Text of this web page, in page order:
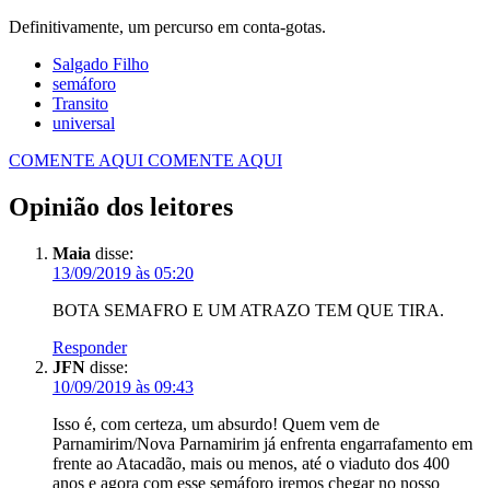
Definitivamente, um percurso em conta-gotas.
Salgado Filho
semáforo
Transito
universal
COMENTE AQUI COMENTE AQUI
Opinião dos leitores
Maia disse:
13/09/2019 às 05:20
BOTA SEMAFRO E UM ATRAZO TEM QUE TIRA.
Responder
JFN disse:
10/09/2019 às 09:43
Isso é, com certeza, um absurdo! Quem vem de
Parnamirim/Nova Parnamirim já enfrenta engarrafamento em
frente ao Atacadão, mais ou menos, até o viaduto dos 400
anos e agora com esse semáforo iremos chegar no nosso